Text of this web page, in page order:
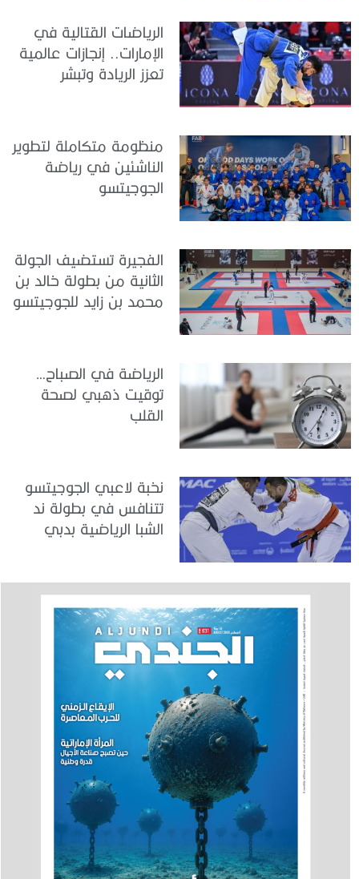
الرياضات القتالية في
الإمارات.. إنجازات عالمية
تعزز الريادة وتبشر
منظومة متكاملة لتطوير
الناشئين في رياضة
الجوجيتسو
الفجيرة تستضيف الجولة
الثانية من بطولة خالد بن
محمد بن زايد للجوجيتسو
الرياضة في الصباح…
توقيت ذهبي لصحة
القلب
نخبة لاعبي الجوجيتسو
تتنافس في بطولة ند
الشبا الرياضية بدبي